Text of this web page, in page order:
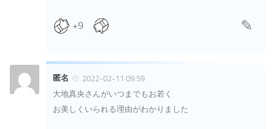
+9
匿名
2022-02-11 09:59
大地真央さんがいつまでもお若く
お美しくいられる理由がわかりました